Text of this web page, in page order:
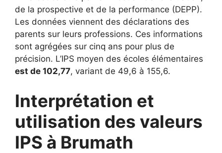
de la prospective et de la performance (DEPP).
Les données viennent des déclarations des
parents sur leurs professions. Ces informations
sont agrégées sur cinq ans pour plus de
précision. L’IPS moyen des écoles élémentaires
est de 102,77, variant de 49,6 à 155,6.
Interprétation et
utilisation des valeurs
IPS à Brumath